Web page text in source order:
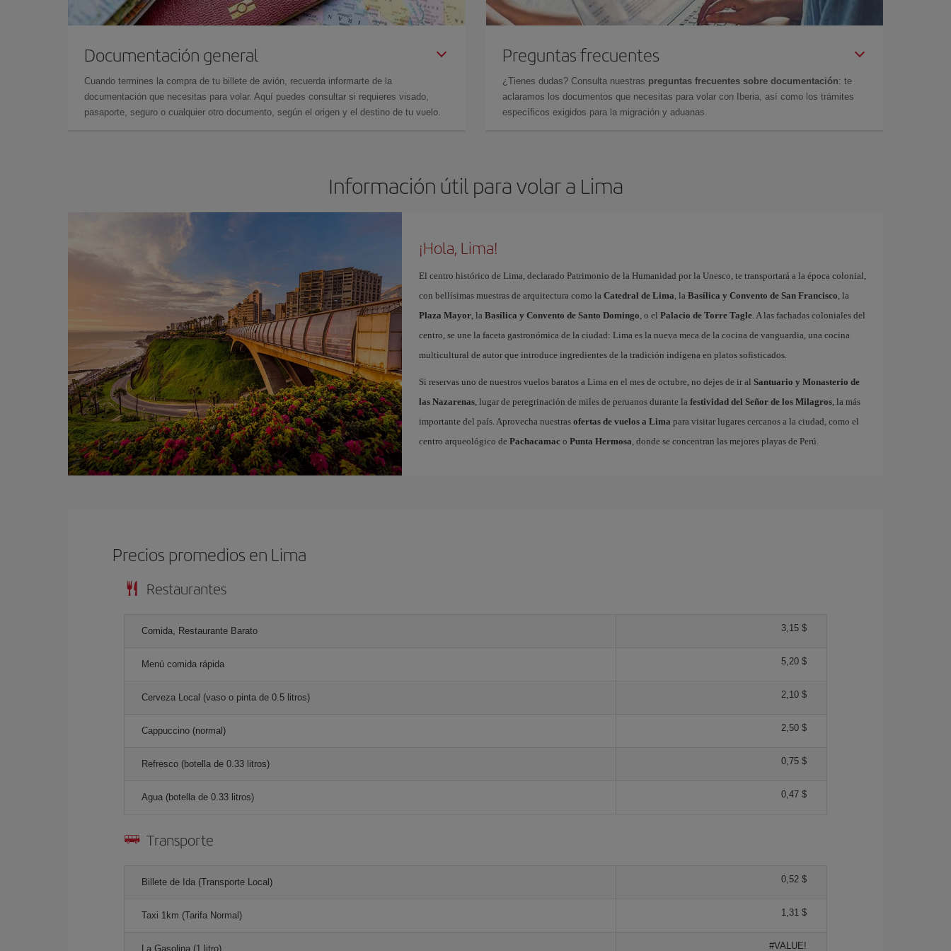
Documentación general
Cuando termines la compra de tu billete de avión, recuerda informarte de la
documentación que necesitas para volar. Aquí puedes consultar si requieres visado,
pasaporte, seguro o cualquier otro documento, según el origen y el destino de tu vuelo.
Preguntas frecuentes
¿Tienes dudas? Consulta nuestras preguntas frecuentes sobre documentación: te
aclaramos los documentos que necesitas para volar con Iberia, así como los trámites
específicos exigidos para la migración y aduanas.
Información útil para volar a Lima
¡Hola, Lima!
El centro histórico de Lima, declarado Patrimonio de la Humanidad por la Unesco, te transportará a la época colonial,
con bellísimas muestras de arquitectura como la Catedral de Lima, la Basílica y Convento de San Francisco, la
Plaza Mayor, la Basílica y Convento de Santo Domingo, o el Palacio de Torre Tagle. A las fachadas coloniales del
centro, se une la faceta gastronómica de la ciudad: Lima es la nueva meca de la cocina de vanguardia, una cocina
multicultural de autor que introduce ingredientes de la tradición indígena en platos sofisticados.
Si reservas uno de nuestros vuelos baratos a Lima en el mes de octubre, no dejes de ir al Santuario y Monasterio de
las Nazarenas, lugar de peregrinación de miles de peruanos durante la festividad del Señor de los Milagros, la más
importante del país. Aprovecha nuestras ofertas de vuelos a Lima para visitar lugares cercanos a la ciudad, como el
centro arqueológico de Pachacamaco Punta Hermosa, donde se concentran las mejores playas de Perú.
Precios promedios en Lima
Restaurantes
Comida, Restaurante Barato 3,15 $
Menú comida rápida 5,20 $
Cerveza Local (vaso o pinta de 0.5 litros) 2,10 $
Cappuccino (normal) 2,50 $
Refresco (botella de 0.33 litros) 0,75 $
Agua (botella de 0.33 litros) 0,47 $
Transporte
Billete de Ida (Transporte Local) 0,52 $
Taxi 1km (Tarifa Normal) 1,31 $
La Gasolina (1 litro) #VALUE!